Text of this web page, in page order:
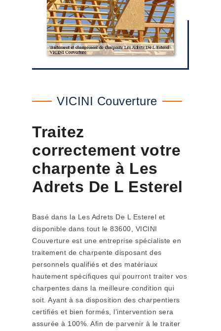
VICINI Couverture
Traitez
correctement votre
charpente à Les
Adrets De L Esterel
Basé dans la Les Adrets De L Esterel et
disponible dans tout le 83600, VICINI
Couverture est une entreprise spécialiste en
traitement de charpente disposant des
personnels qualifiés et des matériaux
hautement spécifiques qui pourront traiter vos
charpentes dans la meilleure condition qui
soit. Ayant à sa disposition des charpentiers
certifiés et bien formés, l’intervention sera
assurée à 100%. Afin de parvenir à le traiter